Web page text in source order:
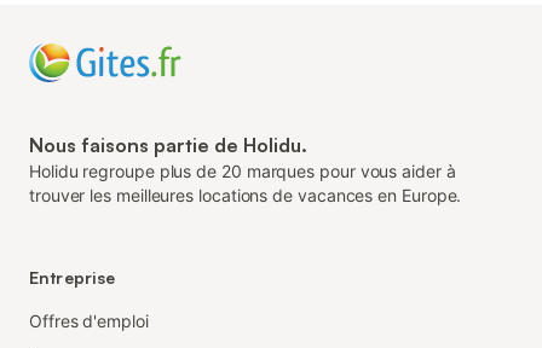
Nous faisons partie de Holidu.
Holidu regroupe plus de 20 marques pour vous aider à
trouver les meilleures locations de vacances en Europe.
Entreprise
Offres d'emploi